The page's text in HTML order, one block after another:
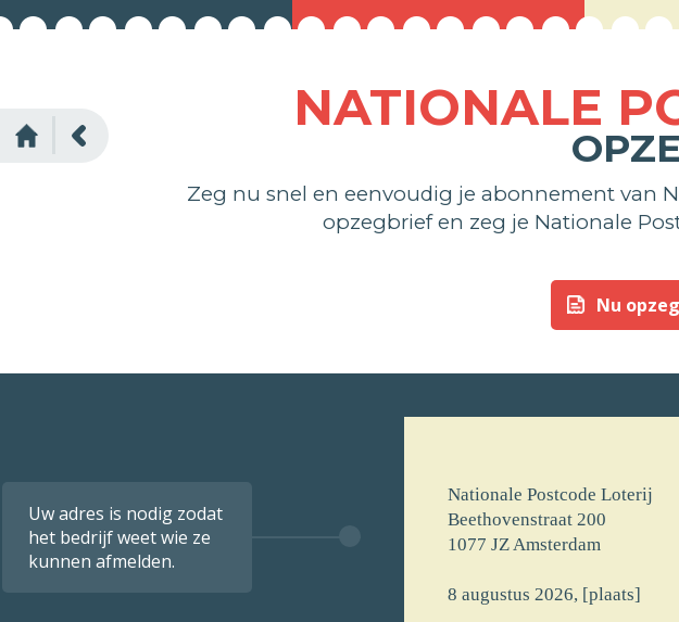
NATIONALE
Zeg nu snel en eenvoudig je abonnement van
opzegbrief en zeg je Nationale
Nu
Uw adres is nodig zodat
het bedrijf weet wie ze
kunnen afmelden.
Nationale Postcode Loterij
Beethovenstraat 200
1077 JZ Amsterdam
8 augustus 2026, [plaats]